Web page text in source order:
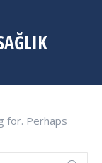
for. Perhaps